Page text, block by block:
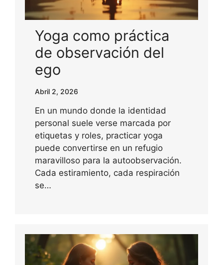
Yoga como práctica
de observación del
ego
Abril 2, 2026
En un mundo donde la identidad
personal suele verse marcada por
etiquetas y roles, practicar yoga
puede convertirse en un refugio
maravilloso para la autoobservación.
Cada estiramiento, cada respiración
se…